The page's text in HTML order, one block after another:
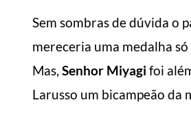
Sem sombras de dúvida o
mereceria uma medalha
Mas, Senhor Miyagi foi
Larusso um bicampeão da